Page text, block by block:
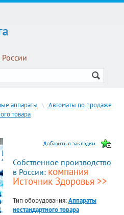
аппараты \ Автоматы по продаже
товара
Собственное производство
в России: компания
Источник Здоровья >>
Тип оборудования:Аппараты
нестандартного товара